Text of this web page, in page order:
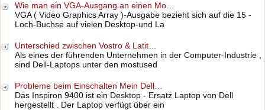
Wie man ein VGA-Ausgang an einen Mo…
VGA ( Video Graphics Array )-Ausgabe bezieht sich auf die 15 -
Loch-Buchse auf vielen Desktop-und La
Unterschied zwischen Vostro & Latit…
Als eines der führenden Unternehmen in der Computer-Industrie ,
sind Dell-Laptops unter den mostused
Probleme beim Einschalten Mein Dell…
Das Inspiron 9400 ist ein Desktop - Ersatz Laptop von Dell
hergestellt . Der Laptop verfügt über ein